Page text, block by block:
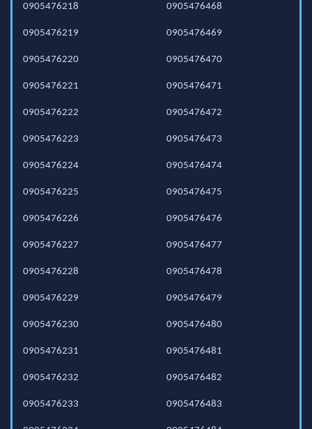
0905476218
0905476219
0905476220
0905476221
0905476222
0905476223
0905476224
0905476225
0905476226
0905476227
0905476228
0905476229
0905476230
0905476231
0905476232
0905476233
0905476468
0905476469
0905476470
0905476471
0905476472
0905476473
0905476474
0905476475
0905476476
0905476477
0905476478
0905476479
0905476480
0905476481
0905476482
0905476483